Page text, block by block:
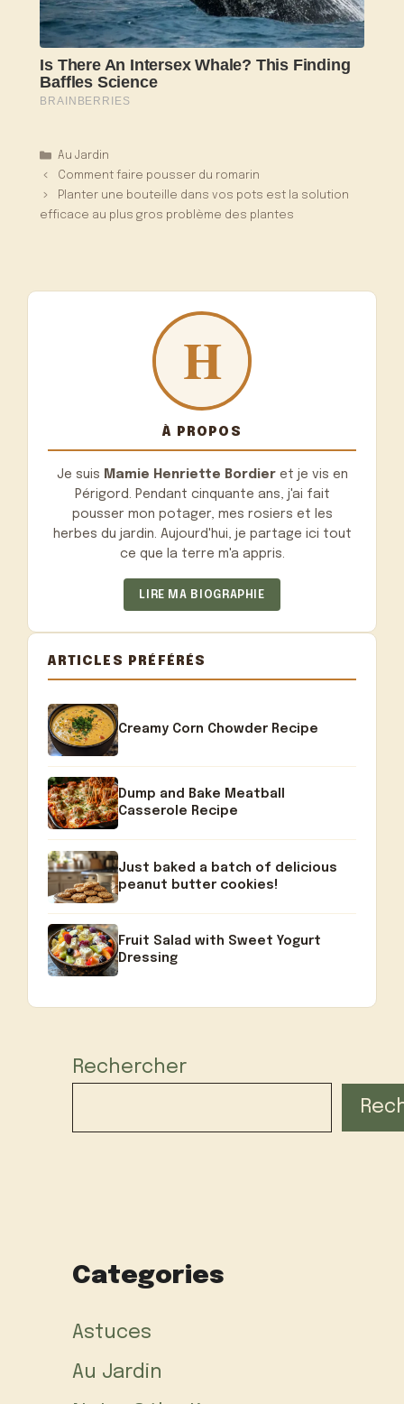
Catégories
Au Jardin
Comment faire pousser du romarin
Planter une bouteille dans vos pots est la solution
efficace au plus gros problème des plantes
À PROPOS
Je suis Mamie Henriette Bordieret je vis en
Périgord. Pendant cinquante ans, j'ai fait
pousser mon potager, mes rosiers et les
herbes du jardin. Aujourd'hui, je partage ici tout
ce que la terre m'a appris.
LIRE MA BIOGRAPHIE
ARTICLES PRÉFÉRÉS
Creamy Corn Chowder Recipe
Dump and Bake Meatball
Casserole Recipe
Just baked a batch of delicious
peanut butter cookies!
Fruit Salad with Sweet Yogurt
Dressing
Rechercher
Categories
Astuces
Au Jardin